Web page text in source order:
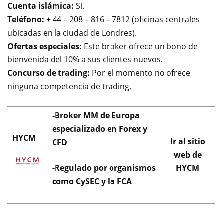
Cuenta islámica: Si.
Teléfono: + 44 – 208 – 816 – 7812 (oficinas centrales
ubicadas en la ciudad de Londres).
Ofertas especiales: Este broker ofrece un bono de
bienvenida del 10% a sus clientes nuevos.
Concurso de trading: Por el momento no ofrece
ninguna competencia de trading.
HYCM
-Broker MM de Europa
especializado en Forex y
CFD
-Regulado por organismos
como CySEC y la FCA
Ir al sitio
web de
HYCM